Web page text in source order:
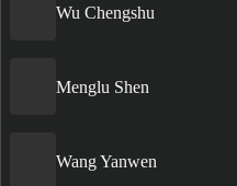
Wu Chengshu
Menglu Shen
Wang Yanwen